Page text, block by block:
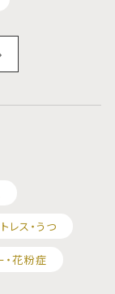
レス・うつ
・花粉症